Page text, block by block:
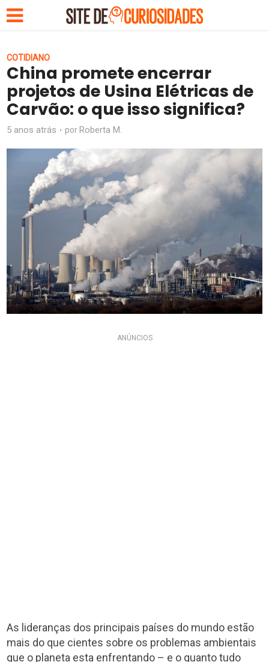
COTIDIANO
China promete encerrar
projetos de Usina Elétricas de
Carvão: o que isso significa?
5 anos atrás por Roberta M.
ANÚNCIOS
As lideranças dos principais países do mundo estão
mais do que cientes sobre os problemas ambientais
que o planeta esta enfrentando – e o quanto tudo